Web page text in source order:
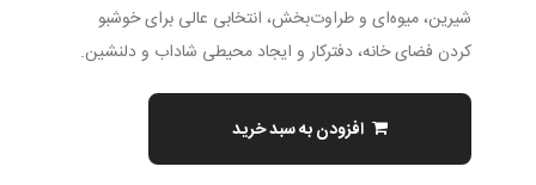
شیرین، میوه‌ای و طراوت‌بخش، انتخابی عالی برای خوشبو
کردن فضای خانه، دفترکار و ایجاد محیطی شاداب و دلنشین.
افزودن به سبد خرید